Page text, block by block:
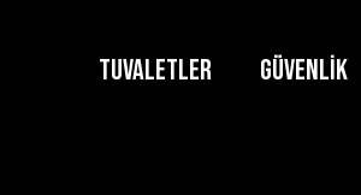
TUVALETLER GÜVENLİK